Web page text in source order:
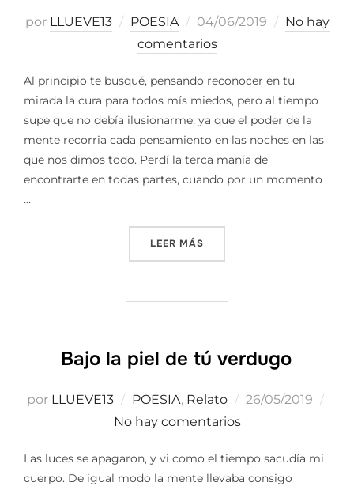
por LLUEVE13 POESIA
Publicado
el
04/06/2019
No hay
comentarios
Al principio te busqué, pensando reconocer en tu
mirada la cura para todos mís miedos, pero al tiempo
supe que no debía ilusionarme, ya que el poder de la
mente recorria cada pensamiento en las noches en las
que nos dimos todo. Perdí la terca manía de
encontrarte en todas partes, cuando por un momento
…
LEER MÁS
Bajo la piel de tú verdugo
por LLUEVE13 POESIA, Relato
Publicado
26/05/2019
No hay comentarios
Las luces se apagaron, y vi como el tiempo sacudía mi
cuerpo. De igual modo la mente llevaba consigo